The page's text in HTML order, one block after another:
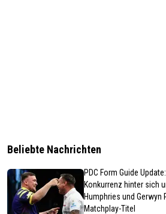
Beliebte Nachrichten
PDC Form Guide
Konkurrenz hinter sich
Humphries und Gerwyn
Matchplay-Titel